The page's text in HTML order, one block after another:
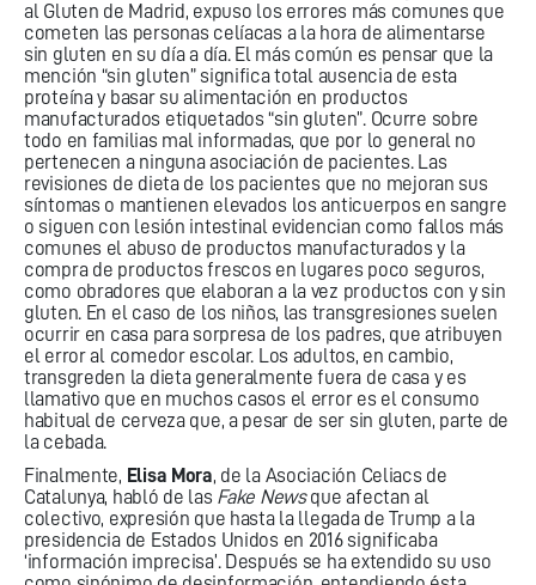
al Gluten de Madrid, expuso los errores más comunes que
cometen las personas celíacas a la hora de alimentarse
sin gluten en su día a día. El más común es pensar que la
mención “sin gluten” significa total ausencia de esta
proteína y basar su alimentación en productos
manufacturados etiquetados “sin gluten”. Ocurre sobre
todo en familias mal informadas, que por lo general no
pertenecen a ninguna asociación de pacientes. Las
revisiones de dieta de los pacientes que no mejoran sus
síntomas o mantienen elevados los anticuerpos en sangre
o siguen con lesión intestinal evidencian como fallos más
comunes el abuso de productos manufacturados y la
compra de productos frescos en lugares poco seguros,
como obradores que elaboran a la vez productos con y sin
gluten. En el caso de los niños, las transgresiones suelen
ocurrir en casa para sorpresa de los padres, que atribuyen
el error al comedor escolar. Los adultos, en cambio,
transgreden la dieta generalmente fuera de casa y es
llamativo que en muchos casos el error es el consumo
habitual de cerveza que, a pesar de ser sin gluten, parte de
la cebada.
Finalmente, Elisa Mora, de la Asociación Celiacs de
Catalunya, habló de las Fake Newsque afectan al
colectivo, expresión que hasta la llegada de Trump a la
presidencia de Estados Unidos en 2016 significaba
‘información imprecisa’. Después se ha extendido su uso